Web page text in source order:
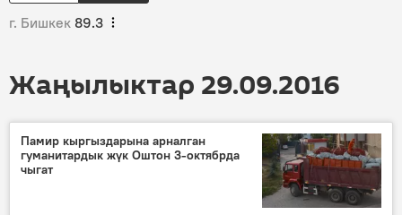
г. Бишкек 89.3
Жаңылыктар 29.09.2016
Памир кыргыздарына арналган
гуманитардык жүк Оштон 3-октябрда
чыгат